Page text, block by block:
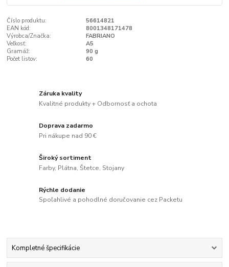
Číslo produktu:
56614821
EAN kód:
8001348171478
Výrobca/Značka:
FABRIANO
Veľkosť:
A5
Gramáž:
90 g
Počet listov:
60
Záruka kvality
Kvalitné produkty + Odbornosť a ochota
Doprava zadarmo
Pri nákupe nad 90 €
Široký sortiment
Farby, Plátna, Štetce, Stojany
Rýchle dodanie
Spoľahlivé a pohodlné doručovanie cez Packetu
Kompletné špecifikácie